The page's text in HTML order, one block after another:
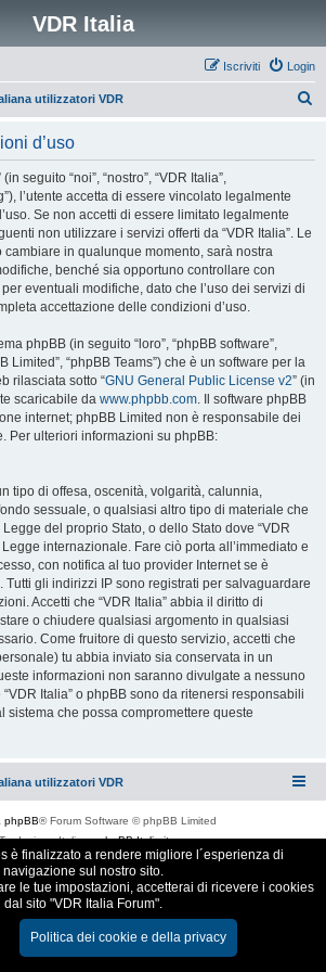
VDR Italia
Login
Iscriviti
utilizzatori VDR
d’uso
seguito “noi”, “nostro”, “VDR Italia”,
l’utente accetta di essere vincolato legalmente
Se non accetti di essere limitato legalmente
non utilizzare i servizi offerti da “VDR Italia”. Le
cambiare in qualunque momento, sarà nostra
benché sia opportuno controllare con
eventuali modifiche, dato che l’uso dei servizi di
accettazione delle condizioni d’uso.
phpBB (in seguito “loro”, “phpBB software”,
Limited”, “phpBB Teams”) che è un software per la
rilasciata sotto “GNU General Public License v2” (in
scaricabile da www.phpbb.com. Il software phpBB
internet; phpBB Limited non è responsabile dei
Per ulteriori informazioni su phpBB:
tipo di offesa, oscenità, volgarità, calunnia,
sessuale, o qualsiasi altro tipo di materiale che
del proprio Stato, o dello Stato dove “VDR
Legge internazionale. Fare ciò porta all’immediato e
con notifica al tuo provider Internet se è
Tutti gli indirizzi IP sono registrati per salvaguardare
Accetti che “VDR Italia” abbia il diritto di
o chiudere qualsiasi argomento in qualsiasi
Come fruitore di questo servizio, accetti che
tu abbia inviato sia conservata in un
informazioni non saranno divulgate a nessuno
Italia” o phpBB sono da ritenersi responsabili
sistema che possa compromettere queste
utilizzatori VDR
phpBB® Forum Software © phpBB Limited
ItalianaphpBB-Italia.it
Cookie e Privacy
è finalizzato a rendere migliore l´esperienza di
navigazione sul nostro sito.
le tue impostazioni, accetterai di ricevere i cookies
dal sito "VDR Italia Forum".
Politica dei cookie e della privacy